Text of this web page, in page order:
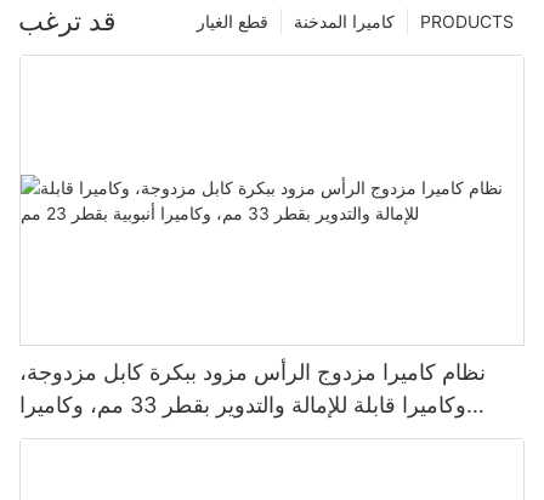
قد ترغب PRODUCTS كاميرا المدخنة قطع الغيار
نظام كاميرا مزدوج الرأس مزود ببكرة كابل مزدوجة،
وكاميرا قابلة للإمالة والتدوير بقطر 33 مم، وكاميرا
أنبوبية بقطر 23 مم